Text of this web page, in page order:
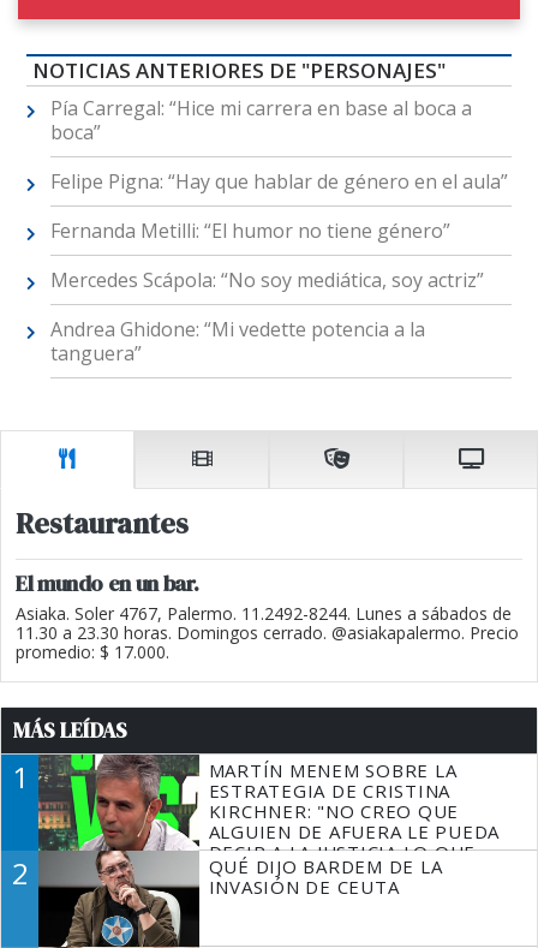
NOTICIAS ANTERIORES DE "PERSONAJES"
Pía Carregal: “Hice mi carrera en base al boca a
boca”
Felipe Pigna: “Hay que hablar de género en el aula”
Fernanda Metilli: “El humor no tiene género”
Mercedes Scápola: “No soy mediática, soy actriz”
Andrea Ghidone: “Mi vedette potencia a la
tanguera”
Restaurantes
El mundo en un bar.
Asiaka. Soler 4767, Palermo. 11.2492-8244. Lunes a sábados de
11.30 a 23.30 horas. Domingos cerrado. @asiakapalermo. Precio
promedio: $ 17.000.
MÁS LEÍDAS
1
MARTÍN MENEM SOBRE LA
ESTRATEGIA DE CRISTINA
KIRCHNER: "NO CREO QUE
ALGUIEN DE AFUERA LE PUEDA
DECIR A LA JUSTICIA LO QUE
TIENE QUE HACER"
2
QUÉ DIJO BARDEM DE LA
INVASIÓN DE CEUTA